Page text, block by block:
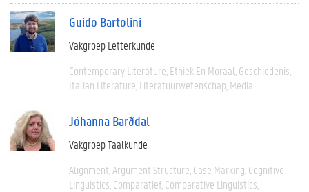
Guido Bartolini
Vakgroep Letterkunde
Contemporary Literature Ethiek En Moraal Geschiedenis
Italian Literature Literatuurwetenschap Media
Jóhanna Barðdal
Vakgroep Taalkunde
Alignment Argument Structure Case Marking Cognitive
Linguistics Comparatief Comparative Linguistics